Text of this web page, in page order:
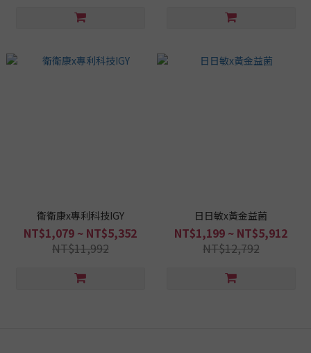
衛衛康x專利科技IGY
NT$1,079 ~ NT$5,352
NT$11,992
日日敏x黃金益菌
NT$1,199 ~ NT$5,912
NT$12,792